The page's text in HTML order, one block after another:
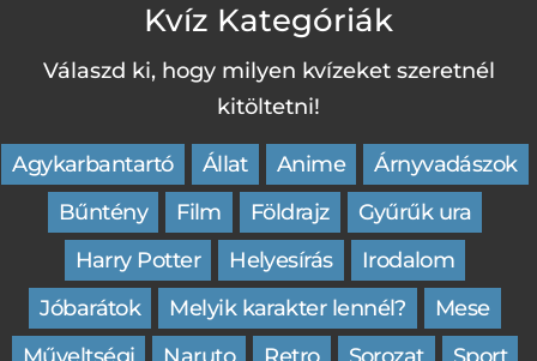
Kvíz Kategóriák
Válaszd ki, hogy milyen kvízeket szeretnél
kitöltetni!
Agykarbantartó Állat Anime
Árnyvadászok
Bűntény
Film Földrajz
Gyűrűk ura
Harry Potter
Helyesírás
Irodalom
Jóbarátok
Melyik karakter lennél?
Mese